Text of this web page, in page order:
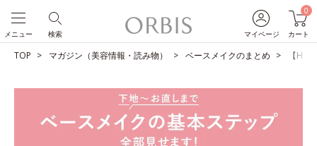
マイページ
0
カート
検索
メニュー
TOP マガジン（美容情報・読み物） ベースメイクのまとめ 【